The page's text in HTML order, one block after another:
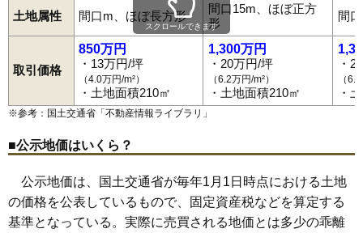
土地属性 間口m、ほぼ長方形
間口15m、ほぼ正方
形
間
取引価格
850万円
・13万円/坪
（4.0万円/m²）
・土地面積210㎡
1,300万円
・20万円/坪
（6.2万円/m²）
・土地面積210㎡
・
（
・
スクロールできます
※参考：国土交通省「不動産情報ライブラリ 」
■公示地価はいくら？
公示地価は、国土交通省が毎年1月1日時点における土地
の価格を公表しているもので、固定資産税などを算定する
基準となっている。実際に売買される地価とは多少の乖離